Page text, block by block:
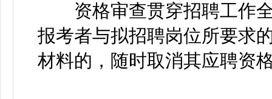
资格审查贯穿招聘工作全
报考者与拟招聘岗位所要求
材料的，随时取消其应聘资